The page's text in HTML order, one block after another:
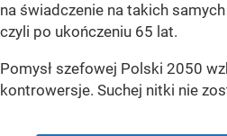
na świadczenie na takich
czyli po ukończeniu 65 lat.
Pomysł szefowej Polski 2050
kontrowersje. Suchej nitki nie